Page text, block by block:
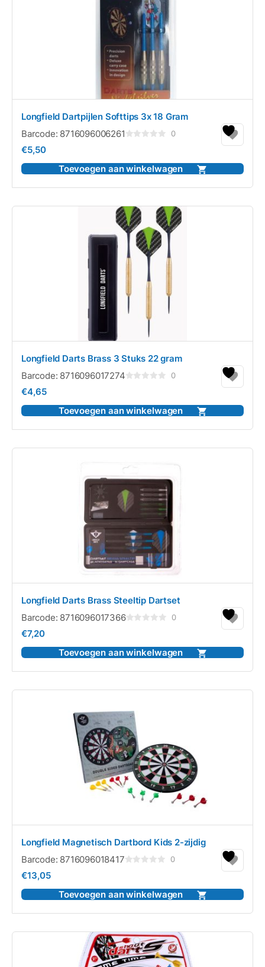
Longfield Dartpijlen Softtips 3x 18 Gram
Barcode: 8716096006261
5
0
€5,50
Toevoegen aan winkelwagen
Longfield Darts Brass 3 Stuks 22 gram
Barcode: 8716096017274
5
0
€4,65
Toevoegen aan winkelwagen
Longfield Darts Brass Steeltip Dartset
Barcode: 8716096017366
5
0
€7,20
Toevoegen aan winkelwagen
Longfield Magnetisch Dartbord Kids 2-zijdig
Barcode: 8716096018417
5
0
€13,05
Toevoegen aan winkelwagen